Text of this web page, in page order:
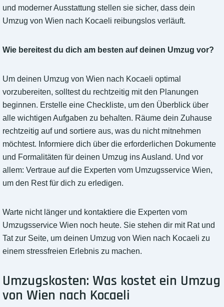
und moderner Ausstattung stellen sie sicher, dass dein
Umzug von Wien nach Kocaeli reibungslos verläuft.
Wie bereitest du dich am besten auf deinen Umzug vor?
Um deinen Umzug von Wien nach Kocaeli optimal
vorzubereiten, solltest du rechtzeitig mit den Planungen
beginnen. Erstelle eine Checkliste, um den Überblick über
alle wichtigen Aufgaben zu behalten. Räume dein Zuhause
rechtzeitig auf und sortiere aus, was du nicht mitnehmen
möchtest. Informiere dich über die erforderlichen Dokumente
und Formalitäten für deinen Umzug ins Ausland. Und vor
allem: Vertraue auf die Experten vom Umzugsservice Wien,
um den Rest für dich zu erledigen.
Warte nicht länger und kontaktiere die Experten vom
Umzugsservice Wien noch heute. Sie stehen dir mit Rat und
Tat zur Seite, um deinen Umzug von Wien nach Kocaeli zu
einem stressfreien Erlebnis zu machen.
Umzugskosten: Was kostet ein Umzug
von Wien nach Kocaeli